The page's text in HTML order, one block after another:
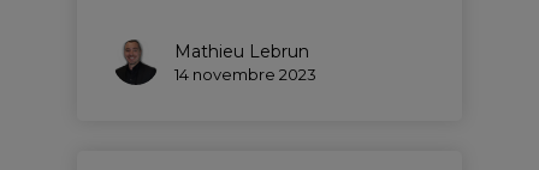
Mathieu Lebrun
14 novembre 2023